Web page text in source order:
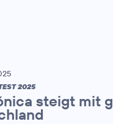
2025
steigt mit